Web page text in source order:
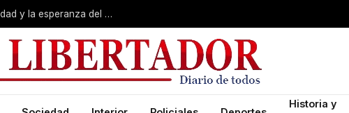
San Cayetano: Pedro valoró “el trabajo, la solidaridad y la esperanza del pueblo”
Historia y